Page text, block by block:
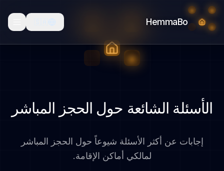
HemmaBo
الأسئلة الشائعة حول الحجز المباشر
إجابات عن أكثر الأسئلة شيوعاً حول الحجز المباشر
لمالكي أماكن الإقامة.